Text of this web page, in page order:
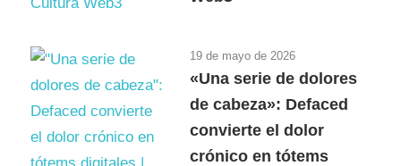
19 de mayo de 2026
«Una serie de dolores
de cabeza»: Defaced
convierte el dolor
crónico en tótems